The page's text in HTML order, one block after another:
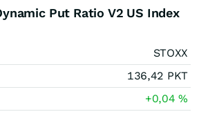
Put Ratio V2 US Index
STOXX
136,42 PKT
+0,04%